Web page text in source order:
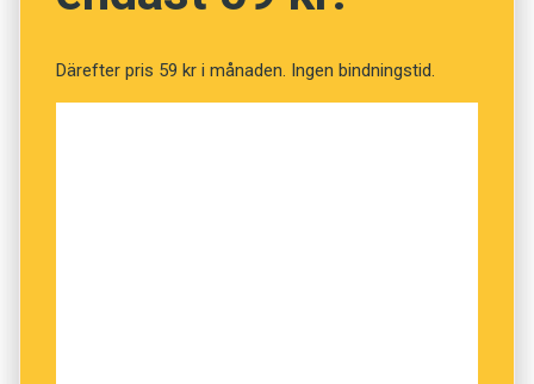
Därefter pris 59 kr i månaden. Ingen bindningstid.